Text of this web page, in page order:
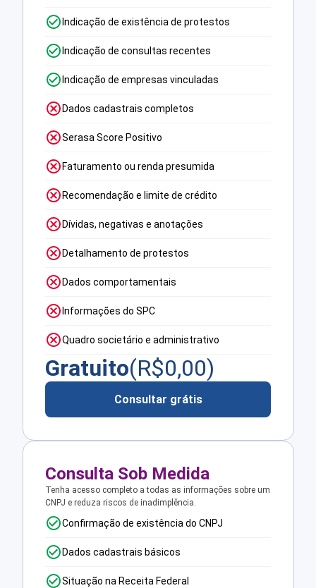
Indicação de existência de protestos
Indicação de consultas recentes
Indicação de empresas vinculadas
Dados cadastrais completos
Serasa Score Positivo
Faturamento ou renda presumida
Recomendação e limite de crédito
Dívidas, negativas e anotações
Detalhamento de protestos
Dados comportamentais
Informações do SPC
Quadro societário e administrativo
Gratuito(R$0,00)
Consultar grátis
Consulta Sob Medida
Tenha acesso completo a todas as informações sobre um
CNPJ e reduza riscos de inadimplência.
Confirmação de existência do CNPJ
Dados cadastrais básicos
Situação na Receita Federal